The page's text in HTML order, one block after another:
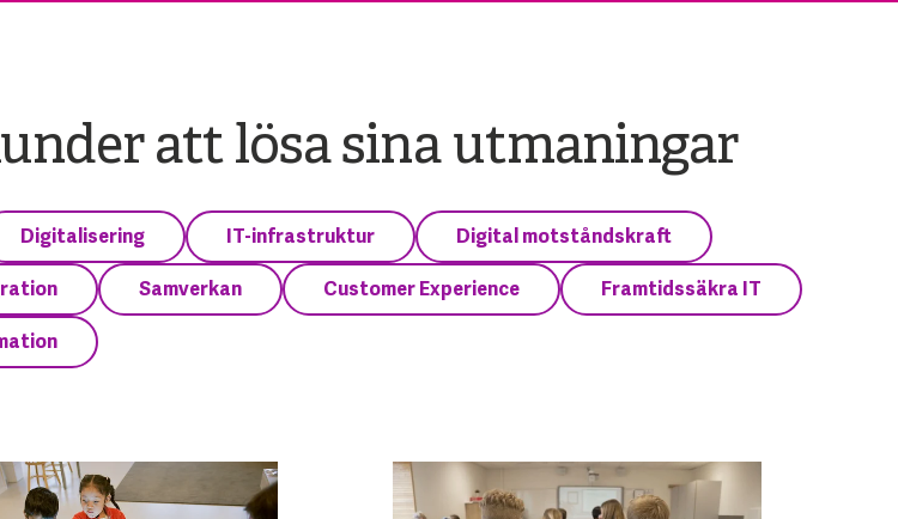
att lösa sina utmaningar
Digitalisering IT-infrastruktur Digital motståndskraft
Samverkan Customer Experience Framtidssäkra IT